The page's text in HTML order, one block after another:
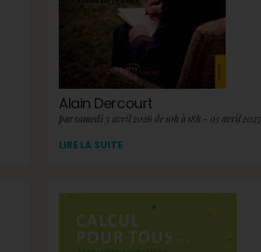
Alain Dercourt
par samedi 3 avril 2026 de 10h à 18h - 03 avril 2027
LIRE LA SUITE